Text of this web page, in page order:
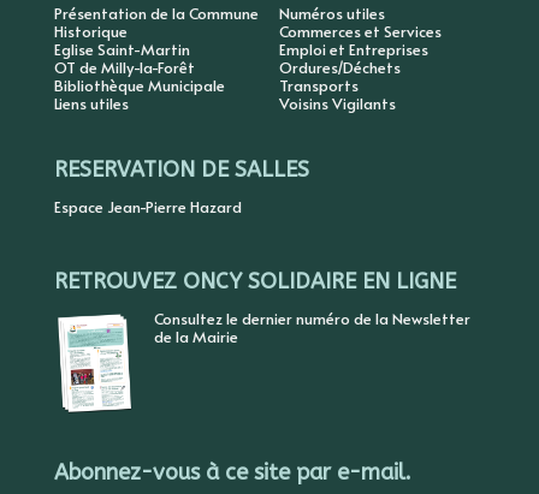
Présentation de la Commune
Historique
Eglise Saint-Martin
OT de Milly-la-Forêt
Bibliothèque Municipale
Liens utiles
Numéros utiles
Commerces et Services
Emploi et Entreprises
Ordures/Déchets
Transports
Voisins Vigilants
RESERVATION DE SALLES
Espace Jean-Pierre Hazard
RETROUVEZ ONCY SOLIDAIRE EN LIGNE
Consultez le dernier numéro de la Newsletter
de la Mairie
Abonnez-vous à ce site par e-mail.